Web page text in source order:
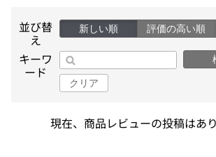
並び替
え
新しい順 評価の高い順
キーワ
ード
クリア
現在、商品レビューの投稿はあ